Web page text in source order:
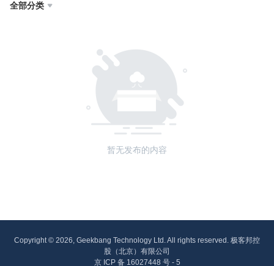
全部分类 
暂无发布的内容
Copyright © 2026, Geekbang Technology Ltd. All rights reserved. 极客邦控
股（北京）有限公司
京 ICP 备 16027448 号 - 5